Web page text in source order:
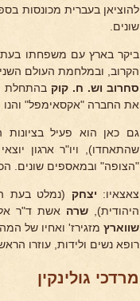
להוציאן בעברית מכונסות
שונים.
ביקר בארץ עם משפחתו בעת
הקרוב, ובמלחמת העולם
סחרוב וש. ח. קוק בהתחלת
את החברה "אקסאימפל" והנו
גם כאן הוא פעיל בציונות
שהתאחדו), ויו"ר ארגון
"הצופה" ובמאספים שונים.
צאצאיו: יצחק (נמלט בעת
היהודית), שרה אשת ד"ר
שווארץ מזגירז' ואחיו של
רופא נשים ולידות, עוזרו
מרדכי גולינקין